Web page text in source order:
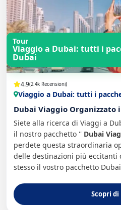
Tour
Viaggio a Dubai: tutti i
Dubai
4.9(2.4k Recensioni)
Viaggio a Dubai: tutti i
Dubai Viaggio Organizzato
Siete alla ricerca di Viaggi a
il nostro pacchetto '' Dubai
perdete questa straordinaria
delle destinazioni più eccitanti
stesso il vostro pacchetto
Scopri di